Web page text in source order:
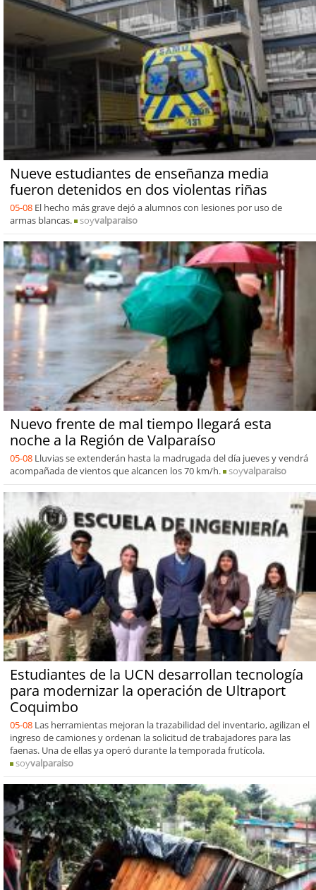
Nueve estudiantes de enseñanza media
fueron detenidos en dos violentas riñas
05-08 El hecho más grave dejó a alumnos con lesiones por uso de
armas blancas.
soyvalparaiso
Nuevo frente de mal tiempo llegará esta
noche a la Región de Valparaíso
05-08 Lluvias se extenderán hasta la madrugada del día jueves y vendrá
acompañada de vientos que alcancen los 70 km/h.
soyvalparaiso
Estudiantes de la UCN desarrollan tecnología
para modernizar la operación de Ultraport
Coquimbo
05-08 Las herramientas mejoran la trazabilidad del inventario, agilizan el
ingreso de camiones y ordenan la solicitud de trabajadores para las
faenas. Una de ellas ya operó durante la temporada frutícola.
soyvalparaiso